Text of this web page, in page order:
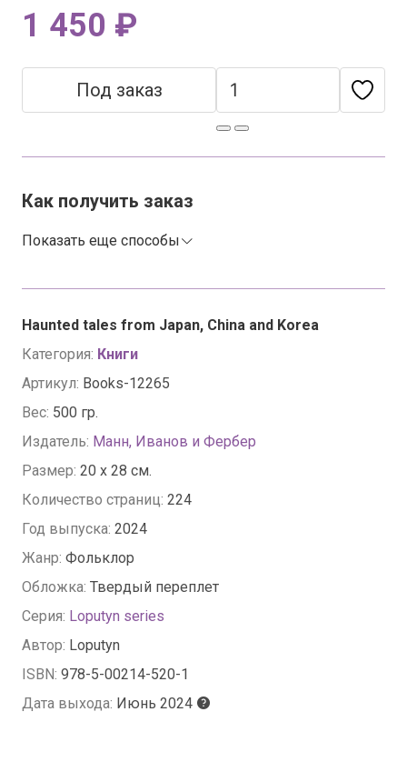
Haunted tales from Japan, China and Korea
Категория: Книги
Артикул: Books-12265
Вес: 500 гр.
Издатель: Манн, Иванов и Фербер
Размер: 20 x 28 см.
Количество страниц: 224
Год выпуска: 2024
Жанр: Фольклор
Обложка: Твердый переплет
Серия: Loputyn series
Автор: Loputyn
ISBN: 978-5-00214-520-1
Дата выхода: Июнь 2024
1 450 ₽
Под заказ
Как получить заказ
Показать еще способы